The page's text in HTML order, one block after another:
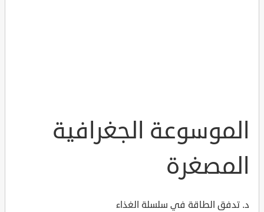
الموسوعة الجغرافية
المصغرة
د. تدفق الطاقة في سلسلة الغذاء